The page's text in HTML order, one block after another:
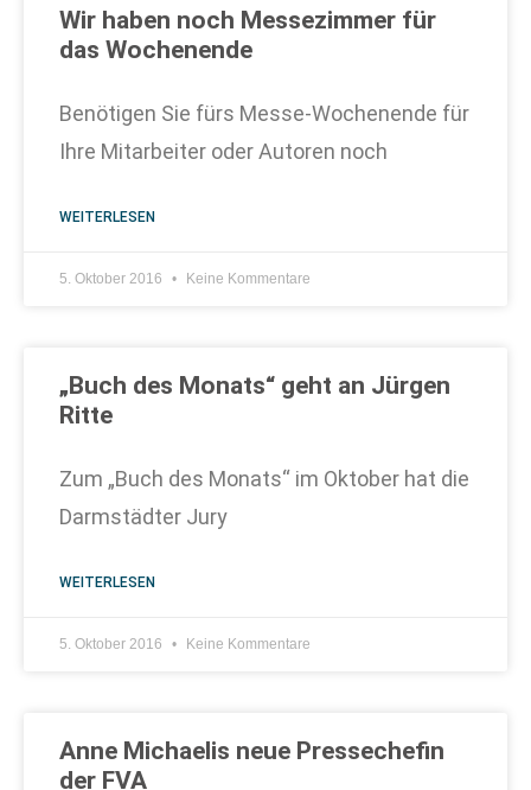
Wir haben noch Messezimmer für
das Wochenende
Benötigen Sie fürs Messe-Wochenende für
Ihre Mitarbeiter oder Autoren noch
WEITERLESEN
5. Oktober 2016 Keine Kommentare
„Buch des Monats“ geht an Jürgen
Ritte
Zum „Buch des Monats“ im Oktober hat die
Darmstädter Jury
WEITERLESEN
5. Oktober 2016 Keine Kommentare
Anne Michaelis neue Pressechefin
der FVA